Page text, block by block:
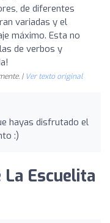
de diferentes
variadas y el
máximo. Esta no
de verbos y
| Ver texto original
hayas disfrutado el
:)
Escuelita